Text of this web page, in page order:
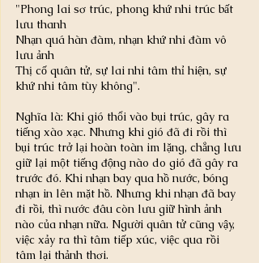
"Phong lai sơ trúc, phong khứ nhi trúc bất
lưu thanh
Nhạn quá hàn đàm, nhạn khứ nhi đàm vô
lưu ảnh
Thị cố quân tử, sự lai nhi tâm thỉ hiện, sự
khứ nhi tâm tùy không".
Nghĩa là: Khi gió thổi vào bụi trúc, gây ra
tiếng xào xạc. Nhưng khi gió đã đi rồi thì
bụi trúc trở lại hoàn toàn im lặng, chẳng lưu
giữ lại một tiếng động nào do gió đã gây ra
trước đó. Khi nhạn bay qua hồ nước, bóng
nhạn in lên mặt hồ. Nhưng khi nhạn đã bay
đi rồi, thì nước đâu còn lưu giữ hình ảnh
nào của nhạn nữa. Người quân tử cũng vậy,
việc xảy ra thì tâm tiếp xúc, việc qua rồi
tâm lại thảnh thơi.